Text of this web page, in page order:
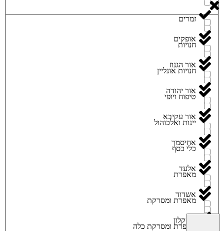
זמרים
חנויות
חנויות אונליין
טיפוח ויופי
יינות ואלכוהול
כלי כסף
מאפרת
מאפרת ומסרקת
מאפרת ומסרקת כלה
אופקים
אור הגנוז
אור יהודה
אור עקיבא
אחיסמך
אלעד
אשדוד
אשקלון